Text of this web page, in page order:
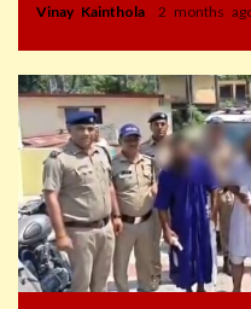
Vinay Kainthola 2 months